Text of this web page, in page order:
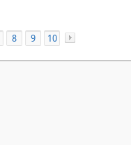
8 9 10